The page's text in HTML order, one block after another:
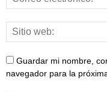
Guardar mi nombre,
navegador para la